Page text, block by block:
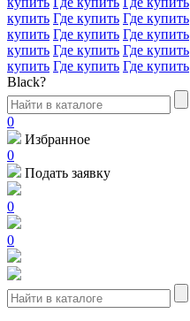
купить Где купить Где купить
купить Где купить Где купить
купить Где купить Где купить
купить Где купить Где купить
Black?
0
Избранное
0
Подать заявку
0
0